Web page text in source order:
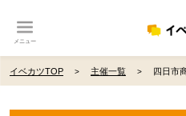
メニュー
イベカツTOP 主催一覧 四日市